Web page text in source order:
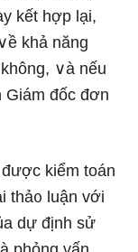
kết hợp Ɩại,
khả năng
∨à nếu
Giám đốc đơn
kiểm toán
thả᧐ luận với
dự định sử